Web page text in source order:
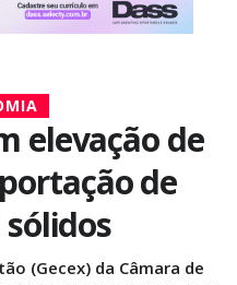
elevação de
de
(Gecex) da Câmara de